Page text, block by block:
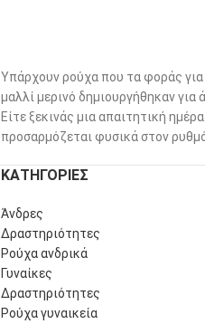
Υπάρχουν ρούχα που τα φοράς για
μαλλί μερινό δημιουργήθηκαν για
Είτε ξεκινάς μια απαιτητική
προσαρμόζεται φυσικά στον
ΚΑΤΗΓΟΡΙΕΣ
Άνδρες
Δραστηριότητες
Ρούχα ανδρικά
Γυναίκες
Δραστηριότητες
Ρούχα γυναικεία